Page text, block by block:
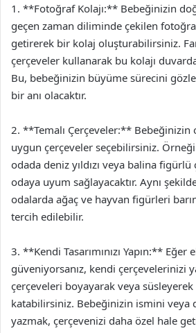
1. **Fotoğraf Kolajı:** Bebeğinizin
geçen zaman diliminde çekilen
getirerek bir kolaj oluşturabilirsiniz.
çerçeveler kullanarak bu kolajı
Bu, bebeğinizin büyüme sürecini
bir anı olacaktır.
2. **Temalı Çerçeveler:** Bebeğinizin
uygun çerçeveler seçebilirsiniz.
odada deniz yıldızı veya balina
odaya uyum sağlayacaktır. Aynı
odalarda ağaç ve hayvan figürleri
tercih edilebilir.
3. **Kendi Tasarımınızı Yapın:** Eğer
güveniyorsanız, kendi çerçevelerinizi
çerçeveleri boyayarak veya
katabilirsiniz. Bebeğinizin ismini veya
yazmak, çerçevenizi daha özel hale